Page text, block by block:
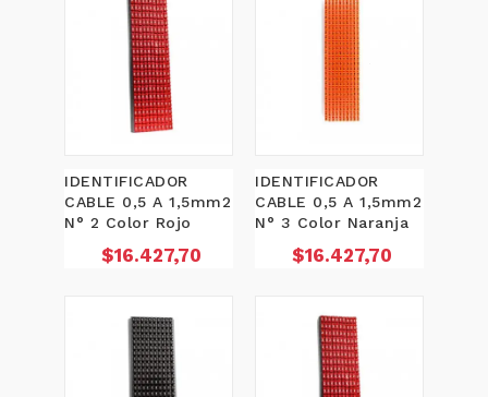
IDENTIFICADOR
CABLE 0,5 A 1,5mm2
N° 2 Color Rojo
Precio
$16.427,70
IDENTIFICADOR
CABLE 0,5 A 1,5mm2
N° 3 Color Naranja
Precio
$16.427,70